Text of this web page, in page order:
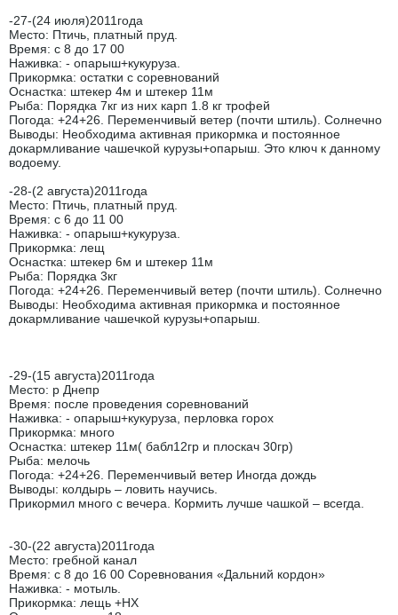
-27-(24 июля)2011года
Место: Птичь, платный пруд.
Время: с 8 до 17 00
Наживка: - опарыш+кукуруза.
Прикормка: остатки с соревнований
Оснастка: штекер 4м и штекер 11м
Рыба: Порядка 7кг из них карп 1.8 кг трофей
Погода: +24+26. Переменчивый ветер (почти штиль). Солнечно
Выводы: Необходима активная прикормка и постоянное
докармливание чашечкой курузы+опарыш. Это ключ к данному
водоему.
-28-(2 августа)2011года
Место: Птичь, платный пруд.
Время: с 6 до 11 00
Наживка: - опарыш+кукуруза.
Прикормка: лещ
Оснастка: штекер 6м и штекер 11м
Рыба: Порядка 3кг
Погода: +24+26. Переменчивый ветер (почти штиль). Солнечно
Выводы: Необходима активная прикормка и постоянное
докармливание чашечкой курузы+опарыш.
-29-(15 августа)2011года
Место: р Днепр
Время: после проведения соревнований
Наживка: - опарыш+кукуруза, перловка горох
Прикормка: много
Оснастка: штекер 11м( бабл12гр и плоскач 30гр)
Рыба: мелочь
Погода: +24+26. Переменчивый ветер Иногда дождь
Выводы: колдырь – ловить научись.
Прикормил много с вечера. Кормить лучше чашкой – всегда.
-30-(22 августа)2011года
Место: гребной канал
Время: с 8 до 16 00 Соревнования «Дальний кордон»
Наживка: - мотыль.
Прикормка: лещь +НХ